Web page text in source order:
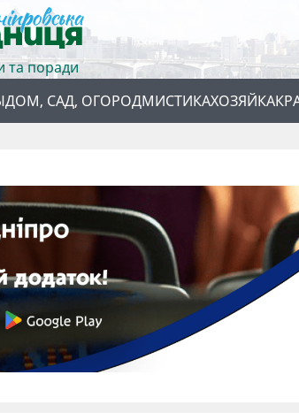
та поради
ДОМ, САД, ОГОРОДМИСТИКАХОЗЯЙКА